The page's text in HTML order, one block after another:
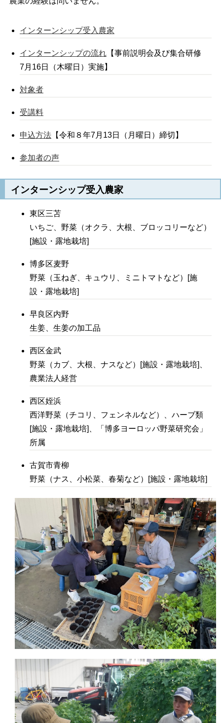
インターンシップ受入農家
インターンシップの流れ 【事前説明会及び集合研修
7月16日（木曜日）実施】
対象者
受講料
申込方法 【令和８年7月13日（月曜日）締切】
参加者の声
インターンシップ受入農家
東区三苫
いちご、野菜（オクラ、大根、ブロッコリーなど）
[施設・露地栽培]
博多区麦野
野菜（玉ねぎ、キュウリ、ミニトマトなど）[施
設・露地栽培]
早良区内野
生姜、生姜の加工品
西区金武
野菜（カブ、大根、ナスなど）[施設・露地栽培]、
農業法人経営
西区姪浜
西洋野菜（チコリ、フェンネルなど）、ハーブ類
[施設・露地栽培]、「博多ヨーロッパ野菜研究会」
所属
古賀市青柳
野菜（ナス、小松菜、春菊など）[施設・露地栽培]